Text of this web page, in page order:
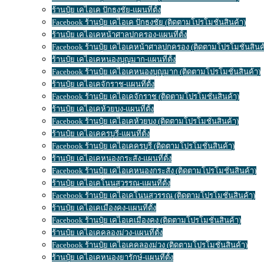
ร้านปุ๋ย เคไอเค ปักธงชัย-แผนที่ตั้ง
Facebook ร้านปุ๋ย เคไอเค ปักธงชัย (ติดตามโปรโมชั่นสินค้า)
ร้านปุ๋ย เคไอเคหน้าศาลปกครอง-แผนที่ตั้ง
Facebook ร้านปุ๋ย เคไอเคหน้าศาลปกครอง (ติดตามโปรโมชั่นสิน
ร้านปุ๋ย เคไอเคหนองบุญมาก-แผนที่ตั้ง
Facebook ร้านปุ๋ย เคไอเคหนองบุญมาก (ติดตามโปรโมชั่นสินค้า)
ร้านปุ๋ย เคไอเคจักราช-แผนที่ตั้ง
Facebook ร้านปุ๋ย เคไอเคจักราช (ติดตามโปรโมชั่นสินค้า)
ร้านปุ๋ย เคไอเคห้วยบง-แผนที่ตั้ง
Facebook ร้านปุ๋ย เคไอเคห้วยบง (ติดตามโปรโมชั่นสินค้า)
ร้านปุ๋ย เคไอเคครบุรี-แผนที่ตั้ง
Facebook ร้านปุ๋ย เคไอเคครบุรี (ติดตามโปรโมชั่นสินค้า)
ร้านปุ๋ย เคไอเคหนองกระสัง-แผนที่ตั้ง
Facebook ร้านปุ๋ย เคไอเคหนองกระสัง (ติดตามโปรโมชั่นสินค้า)
ร้านปุ๋ย เคไอเคโนนสุวรรณ-แผนที่ตั้ง
Facebook ร้านปุ๋ย เคไอเคโนนสุวรรณ (ติดตามโปรโมชั่นสินค้า)
ร้านปุ๋ย เคไอเคเมืองคง-แผนที่ตั้ง
Facebook ร้านปุ๋ย เคไอเคเมืองคง (ติดตามโปรโมชั่นสินค้า)
ร้านปุ๋ย เคไอเคคลองม่วง-แผนที่ตั้ง
Facebook ร้านปุ๋ย เคไอเคคลองม่วง (ติดตามโปรโมชั่นสินค้า)
ร้านปุ๋ย เคไอเคหนองยารักษ์-แผนที่ตั้ง